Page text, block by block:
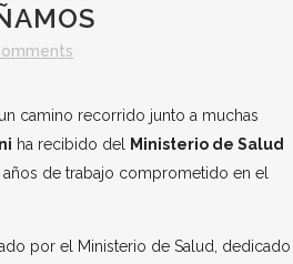
camino recorrido junto a muchas
ha recibido del
Ministerio de Salud
años de trabajo comprometido en el
por el Ministerio de Salud, dedicado